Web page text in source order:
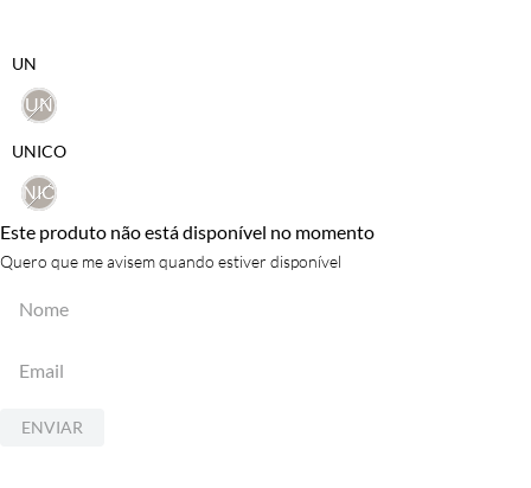
UNICO
UNICO
UN
UN
Este produto não está disponível no momento
Quero que me avisem quando estiver disponível
ENVIAR